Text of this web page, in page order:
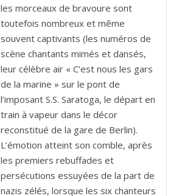
les morceaux de bravoure sont
toutefois nombreux et même
souvent captivants (les numéros de
scène chantants mimés et dansés,
leur célèbre air « C’est nous les gars
de la marine » sur le pont de
l’imposant S.S. Saratoga, le départ en
train à vapeur dans le décor
reconstitué de la gare de Berlin).
L’émotion atteint son comble, après
les premiers rebuffades et
persécutions essuyées de la part de
nazis zélés, lorsque les six chanteurs